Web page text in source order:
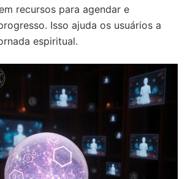
recursos para agendar e
Isso ajuda os usuários a
espiritual.